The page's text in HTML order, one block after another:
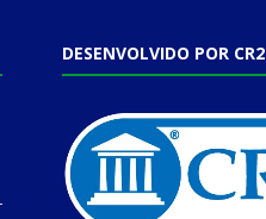
DESENVOLVIDO POR CR2